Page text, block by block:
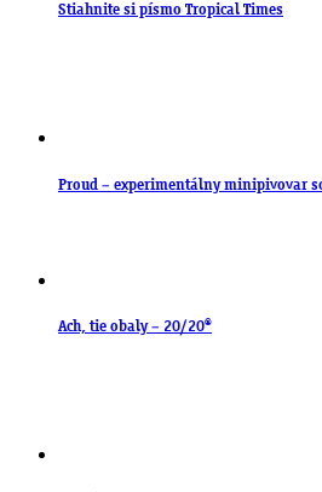
Stiahnite si písmo Tropical Times
Proud – experimentálny minipivovar
Ach, tie obaly – 20/20®